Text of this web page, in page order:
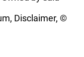
Disclaimer, ©